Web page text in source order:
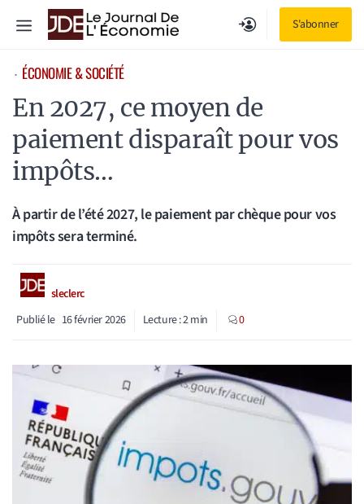
S'abonner
Menu
⋅ ÉCONOMIE & SOCIÉTÉ
En 2027, ce moyen de
paiement disparaît pour vos
impôts…
À partir de l’été 2027, le paiement par chèque pour vos
impôts sera terminé.
sleclerc
Publié le 16 février 2026 Lecture :2min 0